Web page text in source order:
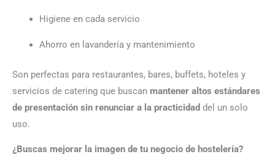
Higiene en cada servicio
Ahorro en lavandería y mantenimiento
Son perfectas para restaurantes, bares, buffets, hoteles y
servicios de catering que buscan mantener altos estándares
de presentación sin renunciar a la practicidad del un solo
uso.
¿Buscas mejorar la imagen de tu negocio de hostelería?